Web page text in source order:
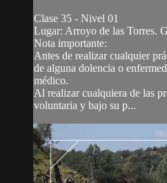
Clase 35 - Nivel 01
Lugar: Arroyo de las Torres.
Nota importante:
Antes de realizar cualquier
de alguna dolencia o
médico.
Al realizar cualquiera de las
voluntaria y bajo su p...